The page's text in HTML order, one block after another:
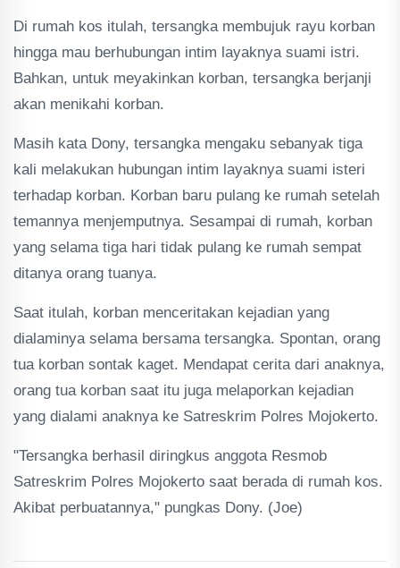
Di rumah kos itulah, tersangka membujuk rayu korban
hingga mau berhubungan intim layaknya suami istri.
Bahkan, untuk meyakinkan korban, tersangka berjanji
akan menikahi korban.
Masih kata Dony, tersangka mengaku sebanyak tiga
kali melakukan hubungan intim layaknya suami isteri
terhadap korban. Korban baru pulang ke rumah setelah
temannya menjemputnya. Sesampai di rumah, korban
yang selama tiga hari tidak pulang ke rumah sempat
ditanya orang tuanya.
Saat itulah, korban menceritakan kejadian yang
dialaminya selama bersama tersangka. Spontan, orang
tua korban sontak kaget. Mendapat cerita dari anaknya,
orang tua korban saat itu juga melaporkan kejadian
yang dialami anaknya ke Satreskrim Polres Mojokerto.
"Tersangka berhasil diringkus anggota Resmob
Satreskrim Polres Mojokerto saat berada di rumah kos.
Akibat perbuatannya," pungkas Dony. (Joe)